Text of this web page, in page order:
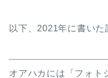
以下、2021年に書いた
オアハカには「フォト